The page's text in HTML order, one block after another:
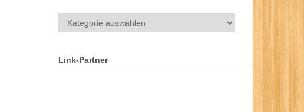
Kategorien
Link-Partner